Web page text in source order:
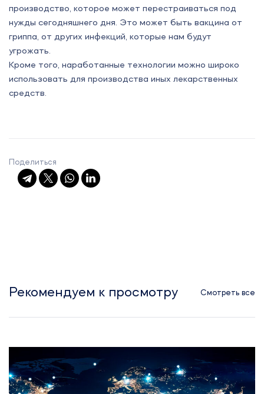
производство, которое может перестраиваться под
нужды сегодняшнего дня. Это может быть вакцина от
гриппа, от других инфекций, которые нам будут
угрожать.
Кроме того, наработанные технологии можно широко
использовать для производства иных лекарственных
средств.
Поделиться
Рекомендуем к просмотру Смотреть все